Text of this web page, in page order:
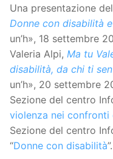
Una presentazione
Donne con disabilità
un’h», 18 settembre
Valeria Alpi, Ma tu
disabilità, da chi ti
un’h», 20 settembre
Sezione del centro
violenza nei confronti
Sezione del centro
“Donne con disabilità”.